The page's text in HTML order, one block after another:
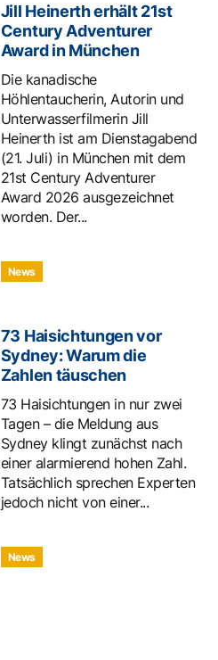
Jill Heinerth erhält 21st
Century Adventurer
Award in München
Die kanadische
Höhlentaucherin, Autorin und
Unterwasserfilmerin Jill
Heinerth ist am Dienstagabend
(21. Juli) in München mit dem
21st Century Adventurer
Award 2026 ausgezeichnet
worden. Der...
News
73 Haisichtungen vor
Sydney: Warum die
Zahlen täuschen
73 Haisichtungen in nur zwei
Tagen – die Meldung aus
Sydney klingt zunächst nach
einer alarmierend hohen Zahl.
Tatsächlich sprechen Experten
jedoch nicht von einer...
News